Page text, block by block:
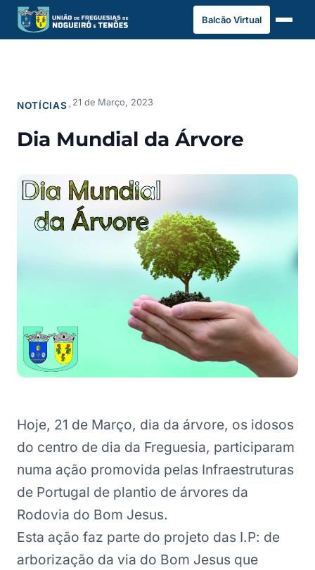
Saltar
para
o
Balcão Virtual
NOTÍCIAS• 21 de Março, 2023
Dia Mundial da Árvore
Hoje, 21 de Março, dia da árvore, os idosos
do centro de dia da Freguesia, participaram
numa ação promovida pelas Infraestruturas
de Portugal de plantio de árvores da
Rodovia do Bom Jesus.
Esta ação faz parte do projeto das I.P: de
arborização da via do Bom Jesus que